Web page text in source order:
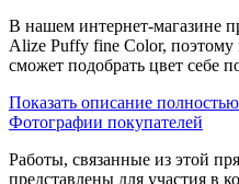
В нашем интернет-магазине
Alize Puffy fine Color, поэтому
сможет подобрать цвет себе
Показать описание полностью
Фотографии покупателей
Работы, связанные из этой
представлены для участия в